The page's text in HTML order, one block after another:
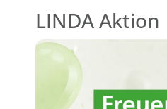
LINDA Aktion